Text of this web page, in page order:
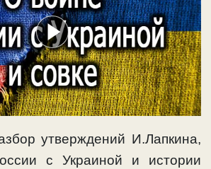
утверждений И.Лапкина,
с Украиной и истории